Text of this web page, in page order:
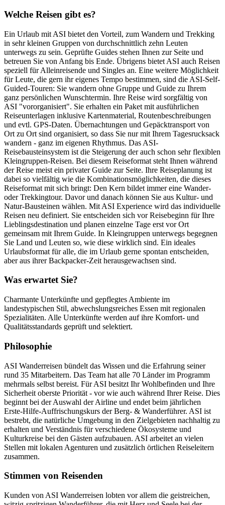
Welche Reisen gibt es?
Ein Urlaub mit ASI bietet den Vorteil, zum Wandern und Trekking
in sehr kleinen Gruppen von durchschnittlich zehn Leuten
unterwegs zu sein. Geprüfte Guides stehen Ihnen zur Seite und
betreuen Sie von Anfang bis Ende. Übrigens bietet ASI auch Reisen
speziell für Alleinreisende und Singles an. Eine weitere Möglichkeit
für Leute, die gern ihr eigenes Tempo bestimmen, sind die ASI-Self-
Guided-Touren: Sie wandern ohne Gruppe und Guide zu Ihrem
ganz persönlichen Wunschtermin. Ihre Reise wird sorgfältig von
ASI "vororganisiert". Sie erhalten ein Paket mit ausführlichen
Reiseunterlagen inklusive Kartenmaterial, Routenbeschreibungen
und evtl. GPS-Daten. Übernachtungen und Gepäcktransport von
Ort zu Ort sind organisiert, so dass Sie nur mit Ihrem Tagesrucksack
wandern - ganz im eigenen Rhythmus. Das ASI-
Reisebausteinsystem ist die Steigerung der auch schon sehr flexiblen
Kleingruppen-Reisen. Bei diesem Reiseformat steht Ihnen während
der Reise meist ein privater Guide zur Seite. Ihre Reiseplanung ist
dabei so vielfältig wie die Kombinationsmöglichkeiten, die dieses
Reiseformat mit sich bringt: Den Kern bildet immer eine Wander-
oder Trekkingtour. Davor und danach können Sie aus Kultur- und
Natur-Bausteinen wählen. Mit ASI Experience wird das individuelle
Reisen neu definiert. Sie entscheiden sich vor Reisebeginn für Ihre
Lieblingsdestination und planen einzelne Tage erst vor Ort
gemeinsam mit Ihrem Guide. In Kleingruppen unterwegs begegnen
Sie Land und Leuten so, wie diese wirklich sind. Ein ideales
Urlaubsformat für alle, die im Urlaub gerne spontan entscheiden,
aber aus ihrer Backpacker-Zeit herausgewachsen sind.
Was erwartet Sie?
Charmante Unterkünfte und gepflegtes Ambiente im
landestypischen Stil, abwechslungsreiches Essen mit regionalen
Spezialitäten. Alle Unterkünfte werden auf ihre Komfort- und
Qualitätsstandards geprüft und selektiert.
Philosophie
ASI Wanderreisen bündelt das Wissen und die Erfahrung seiner
rund 35 Mitarbeitern. Das Team hat alle 70 Länder im Programm
mehrmals selbst bereist. Für ASI besitzt Ihr Wohlbefinden und Ihre
Sicherheit oberste Priorität - vor wie auch während Ihrer Reise. Dies
beginnt bei der Auswahl der Airline und endet beim jährlichen
Erste-Hilfe-Auffrischungskurs der Berg- & Wanderführer. ASI ist
bestrebt, die natürliche Umgebung in den Zielgebieten nachhaltig zu
erhalten und Verständnis für verschiedene Ökosysteme und
Kulturkreise bei den Gästen aufzubauen. ASI arbeitet an vielen
Stellen mit lokalen Agenturen und zusätzlich örtlichen Reiseleitern
zusammen.
Stimmen von Reisenden
Kunden von ASI Wanderreisen lobten vor allem die geistreichen,